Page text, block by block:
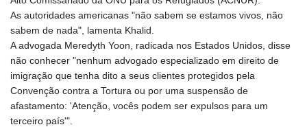
TJS 10.64899
TMT 4.038491
TND 3.385657
TRY 54.966336
TTD 7.815788
TWD 37.158306
TZS 3048.165436
UAH 51.689524
As autoridades americanas "não sabem se estamos vivos, não
sabem de nada", lamenta Khalid.
A advogada Meredyth Yoon, radicada nos Estados Unidos, disse
não conhecer "nenhum advogado especializado em direito de
imigração que tenha dito a seus clientes protegidos pela
Convenção contra a Tortura ou por uma suspensão de
afastamento: 'Atenção, vocês podem ser expulsos para um
terceiro país'".